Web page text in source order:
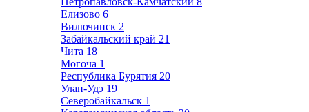
Елизово 6
Вилючинск 2
Забайкальский край 21
Чита 18
Могоча 1
Республика Бурятия 20
Улан-Удэ 19
Северобайкальск 1